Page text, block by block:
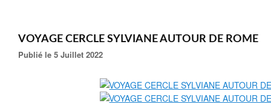
VOYAGE CERCLE SYLVIANE AUTOUR DE ROME
Publié le 5 Juillet 2022